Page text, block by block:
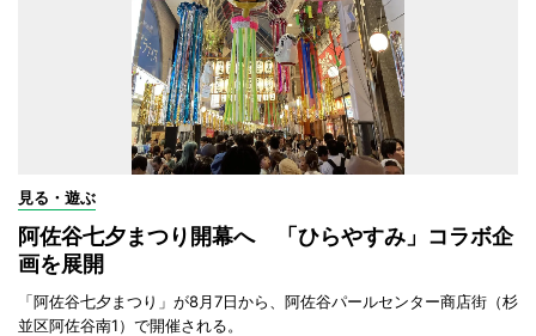
見る・遊ぶ
阿佐谷七夕まつり開幕へ 「ひらやすみ」コラボ企
画を展開
「阿佐谷七夕まつり」が8月7日から、阿佐谷パールセンター商店街（杉
並区阿佐谷南1）で開催される。